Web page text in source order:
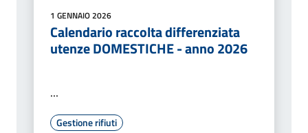
1 GENNAIO 2026
Calendario raccolta differenziata
utenze DOMESTICHE - anno 2026
...
Gestione rifiuti